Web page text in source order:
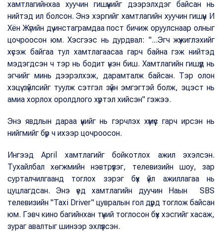
хамтлагийнхаа хуучин гишүүнийг дээрэлхдэг байсан нь
нийтэд ил болсон. Энэ хэргийг хамтлагийн хуучин гишүүн И
Хён Жүгийн дүү инстаграмдаа пост бичиж оруулснаар олныг
цочроосон юм. Хэсгээс нь дурдвал: "...Эгч жүжиглэхийг
хүсэж байгаа тул хамтлагаасаа гарч байна гэж нийтэд
мэдэгдсэн ч тэр нь бодит үнэн биш. Хамтлагийн гишүүд нь
эгчийг минь дээрэлхэж, дарамталж байсан. Тэр олон
хэцүү зүйлсийг туулж сэтгэл зүйн эмгэгтэй болж, эцэст нь
амиа хорлох оролдлого хүртэл хийсэн" гэжээ.
Энэ явдлын дараа үүнийг нь гэрчлэх хүмүүс гарч ирсэн нь
нийгмийг бүр ч ихээр цочроосон.
Ингээд April хамтлагийг бойкотлох ажил эхэлсэн.
Тухайлбал хөгжмийн нэвтрүүлэг, телевизийн шоу, зар
сурталчилгаанд тоглох зэрэг бүх үйл ажиллагаа нь
цуцлагдсан. Энэ үед хамтлагийн дуучин Наын SBS
телевизийн "Taxi Driver" цувралын гол дүрд тоглож байсан
юм. Гэвч кино багийнхан түүний тоглосон бүх хэсгийг хасаж,
зураг авалтыг шинээр эхлүүлсэн.